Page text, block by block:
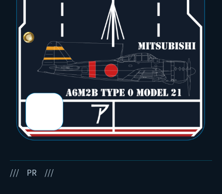
/// PR ///